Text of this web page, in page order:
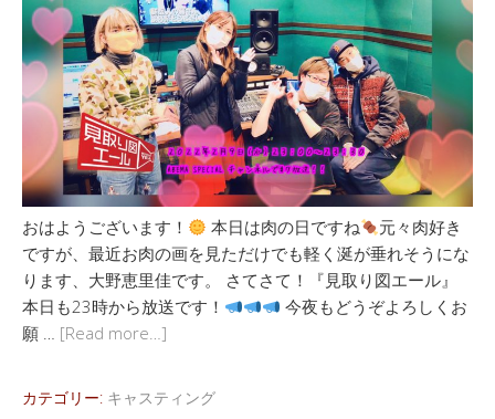
おはようございます！ 本日は肉の日ですね
元々肉好き
ですが、最近お肉の画を見ただけでも軽く涎が垂れそうにな
ります、大野恵里佳です。 さてさて！『見取り図エール』
本日も23時から放送です！
今夜もどうぞよろしくお
願 … [Read more…]
カテゴリー: キャスティング